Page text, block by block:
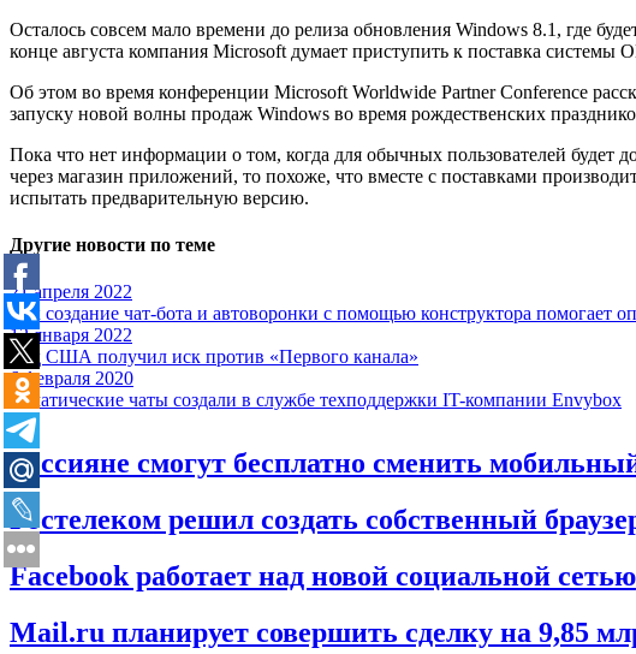
Осталось совсем мало времени до релиза обновления Windows 8.1, где
конце августа компания Microsoft думает приступить к поставка системы
Об этом во время конференции Microsoft Worldwide Partner Conference
запуску новой волны продаж Windows во время рождественских
Пока что нет информации о том, когда для обычных пользователей будет
через магазин приложений, то похоже, что вместе с поставками
испытать предварительную версию.
Другие новости по теме
21 апреля 2022
Как создание чат-бота и автоворонки с помощью конструктора помогает
12 января 2022
Суд США получил иск против «Первого канала»
6 февраля 2020
Тематические чаты создали в службе техподдержки IT-компании Envybox
Россияне смогут бесплатно сменить
Ростелеком решил создать собственный
Facebook работает над новой социальной сетью
Mail.ru планирует совершить сделку на 9,85